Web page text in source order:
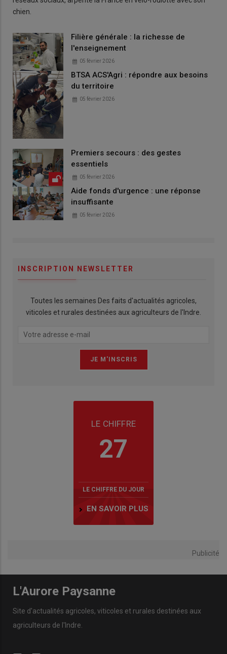
chien.
Filière générale : la richesse de
l'enseignement
05 février 2026
BTSA ACS'Agri : répondre aux besoins
du territoire
05 février 2026
Premiers secours : des gestes
essentiels
05 février 2026
Aide fonds d'urgence : une réponse
insuffisante
05 février 2026
INSCRIPTION NEWSLETTER
Toutes les semaines Des faits d'actualités agricoles,
viticoles et rurales destinées aux agriculteurs de l'Indre.
LE CHIFFRE
27
LE CHIFFRE DU JOUR
EN SAVOIR PLUS
Publicité
L'Aurore Paysanne
Site d'actualités agricoles, viticoles et rurales destinées aux
agriculteurs de l'Indre.